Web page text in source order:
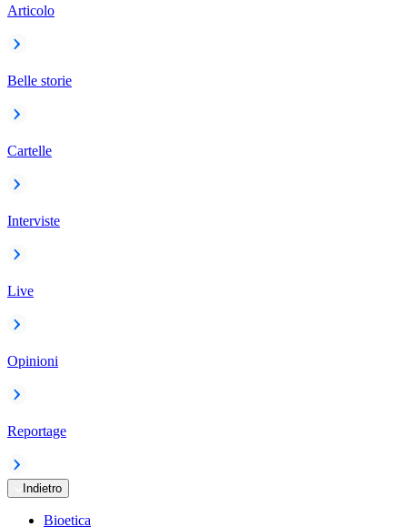
Articolo
Belle storie
Cartelle
Interviste
Live
Opinioni
Reportage
Indietro
Bioetica